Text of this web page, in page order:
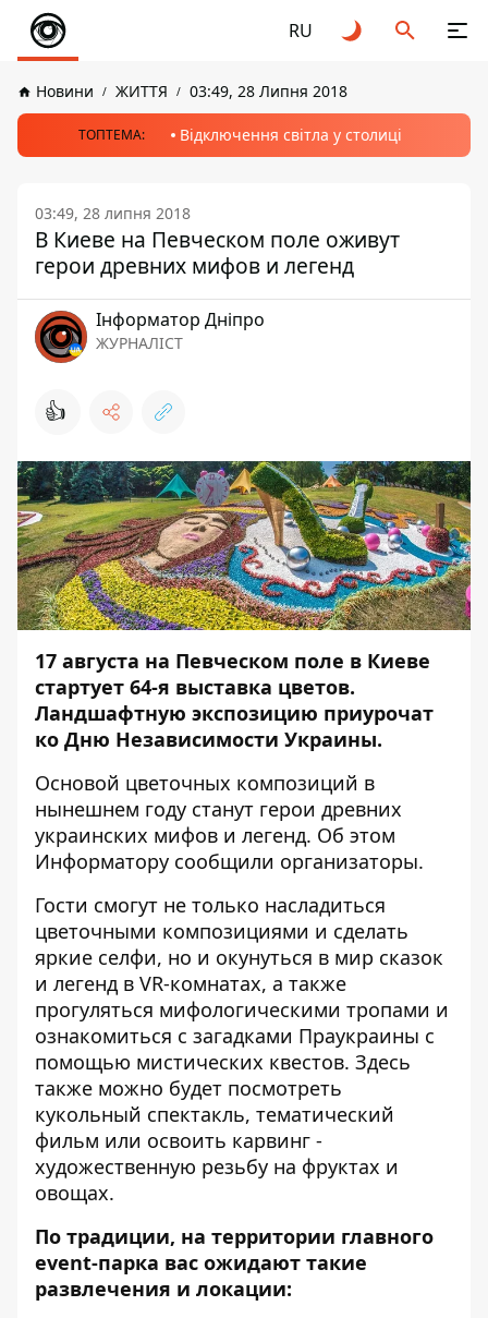
RU
Новини ЖИТТЯ 03:49, 28 Липня 2018
ТОПТЕМА: Відключення світла у столиці
03:49, 28 липня 2018
В Киеве на Певческом поле оживут
герои древних мифов и легенд
Інформатор Дніпро
ЖУРНАЛІСТ
👍
17 августа на Певческом поле в Киеве
стартует 64-я выставка цветов.
Ландшафтную экспозицию приурочат
ко Дню Независимости Украины.
Основой цветочных композиций в
нынешнем году станут герои древних
украинских мифов и легенд. Об этом
Информатору сообщили организаторы.
Гости смогут не только насладиться
цветочными композициями и сделать
яркие селфи, но и окунуться в мир сказок
и легенд в VR-комнатах, а также
прогуляться мифологическими тропами и
ознакомиться с загадками Праукраины с
помощью мистических квестов. Здесь
также можно будет посмотреть
кукольный спектакль, тематический
фильм или освоить карвинг -
художественную резьбу на фруктах и ​​
овощах.
По традиции, на территории главного
event-парка вас ожидают такие
развлечения и локации: